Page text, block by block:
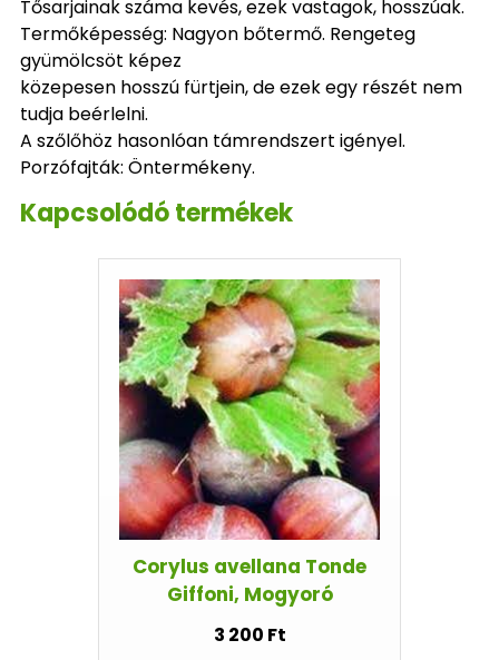
Tősarjainak száma kevés, ezek vastagok, hosszúak.
Termőképesség: Nagyon bőtermő. Rengeteg
gyümölcsöt képez
közepesen hosszú fürtjein, de ezek egy részét nem
tudja beérlelni.
A szőlőhöz hasonlóan támrendszert igényel.
Porzófajták: Öntermékeny.
Kapcsolódó termékek
Corylus avellana Tonde
Giffoni, Mogyoró
3 200 Ft